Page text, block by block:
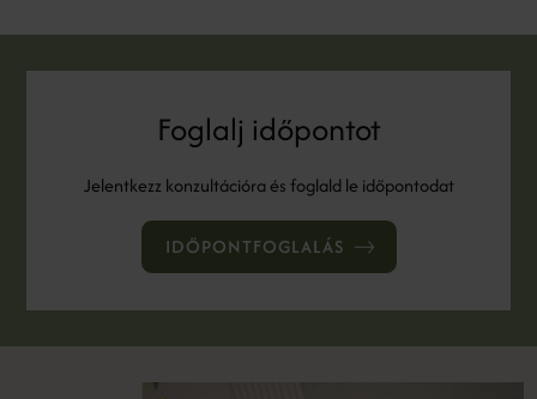
Foglalj időpontot
Jelentkezz konzultációra és foglald le időpontodat
IDŐPONTFOGLALÁS